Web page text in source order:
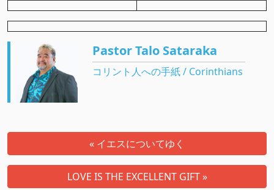
Pastor Talo Sataraka
コリント人への手紙 / Corinthians
« イエスについてゆく
LOVE IS THE EXCELLENT GIFT »